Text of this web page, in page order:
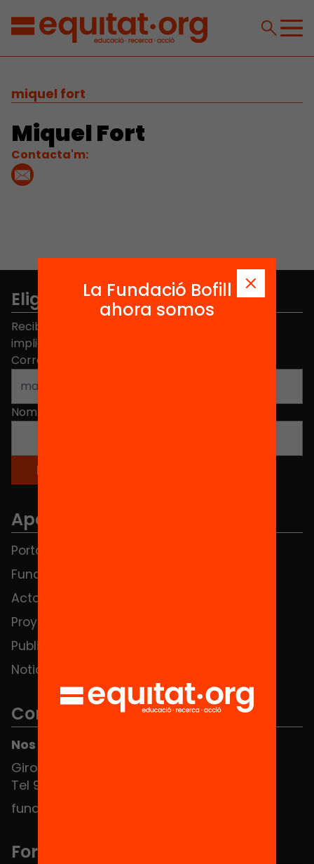
miquel fort
Miquel Fort
Contacta'm:
Elige equidad
Recibe contenidos, iniciativas y proyectos para
implicarte.
Correo electrónico
Nombre
Apartados
Portada
Fundación
Actos
Proyectos
Publicaciones y vídeos
Noticias
Contacto
Nos puedes encontrar en el HUB Social
Girona 34, interior 08010 Barcelona
Tel 934 588 700
fundacio@equitat.org
Formamos parte de...
La Fundació Bofill
ahora somos